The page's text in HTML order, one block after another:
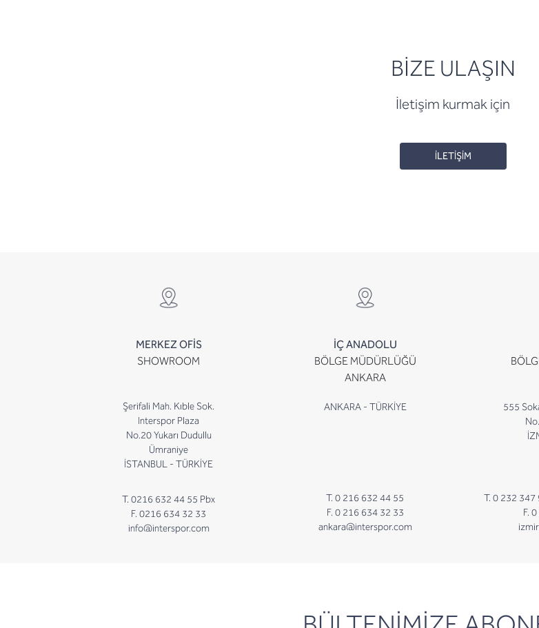
BİZE ULAŞIN
İletişim kurmak için
İLETİŞİM
MERKEZ OFİS
SHOWROOM
Şerifali Mah. Kıble Sok.
Interspor Plaza
No.20 Yukarı Dudullu
Ümraniye
İSTANBUL - TÜRKİYE
T. 0216 632 44 55 Pbx
F. 0216 634 32 33
info@interspor.com
İÇ ANADOLU
BÖLGE MÜDÜRLÜĞÜ
ANKARA
ANKARA - TÜRKİYE
T. 0 216 632 44 55
F. 0 216 634 32 33
ankara@interspor.com
555
T. 0 232 347
F.
newsletter